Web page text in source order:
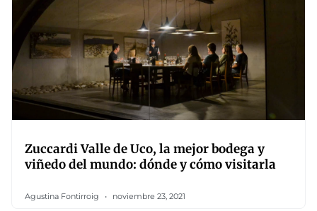
Zuccardi Valle de Uco, la mejor bodega y
viñedo del mundo: dónde y cómo visitarla
Agustina Fontirroig noviembre 23, 2021